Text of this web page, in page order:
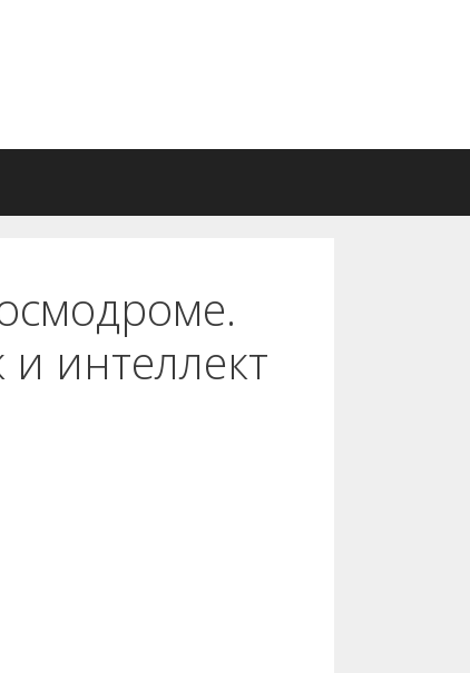
интеллект